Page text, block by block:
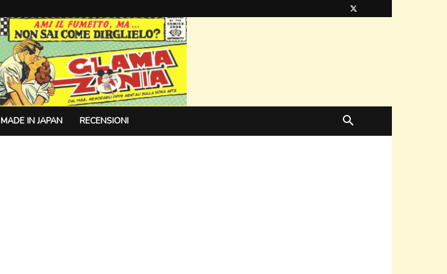
MADE IN JAPAN RECENSIONI